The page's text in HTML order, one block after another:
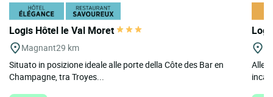
Logis Hôtel le Val Moret
Magnant29 km
Situato in posizione ideale alle porte della Côte des Bar en
Champagne, tra Troyes...
Alle